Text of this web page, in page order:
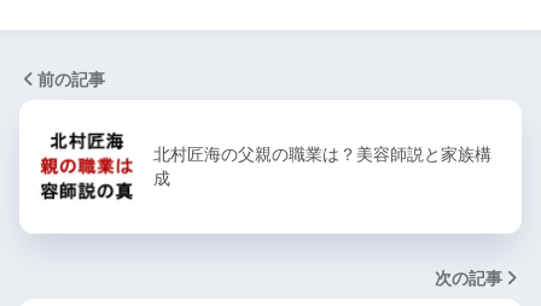
前の記事
北村匠海の父親の職業は？美容師説と家族構
成
次の記事